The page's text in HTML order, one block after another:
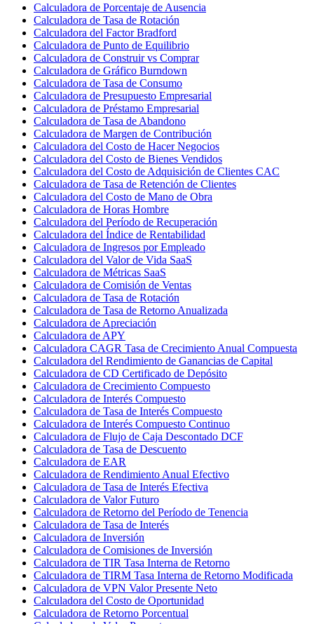
Calculadora de Porcentaje de Ausencia
Calculadora de Tasa de Rotación
Calculadora del Factor Bradford
Calculadora de Punto de Equilibrio
Calculadora de Construir vs Comprar
Calculadora de Gráfico Burndown
Calculadora de Tasa de Consumo
Calculadora de Presupuesto Empresarial
Calculadora de Préstamo Empresarial
Calculadora de Tasa de Abandono
Calculadora de Margen de Contribución
Calculadora del Costo de Hacer Negocios
Calculadora del Costo de Bienes Vendidos
Calculadora del Costo de Adquisición de Clientes CAC
Calculadora de Tasa de Retención de Clientes
Calculadora del Costo de Mano de Obra
Calculadora de Horas Hombre
Calculadora del Período de Recuperación
Calculadora del Índice de Rentabilidad
Calculadora de Ingresos por Empleado
Calculadora del Valor de Vida SaaS
Calculadora de Métricas SaaS
Calculadora de Comisión de Ventas
Calculadora de Tasa de Rotación
Calculadora de Tasa de Retorno Anualizada
Calculadora de Apreciación
Calculadora de APY
Calculadora CAGR Tasa de Crecimiento Anual Compuesta
Calculadora del Rendimiento de Ganancias de Capital
Calculadora de CD Certificado de Depósito
Calculadora de Crecimiento Compuesto
Calculadora de Interés Compuesto
Calculadora de Tasa de Interés Compuesto
Calculadora de Interés Compuesto Continuo
Calculadora de Flujo de Caja Descontado DCF
Calculadora de Tasa de Descuento
Calculadora de EAR
Calculadora de Rendimiento Anual Efectivo
Calculadora de Tasa de Interés Efectiva
Calculadora de Valor Futuro
Calculadora de Retorno del Período de Tenencia
Calculadora de Tasa de Interés
Calculadora de Inversión
Calculadora de Comisiones de Inversión
Calculadora de TIR Tasa Interna de Retorno
Calculadora de TIRM Tasa Interna de Retorno Modificada
Calculadora de VPN Valor Presente Neto
Calculadora del Costo de Oportunidad
Calculadora de Retorno Porcentual